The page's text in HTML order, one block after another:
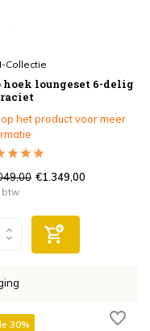
Collectie
hoek loungeset 6-delig
op het product voor meer
€1.349,00
btw
30%